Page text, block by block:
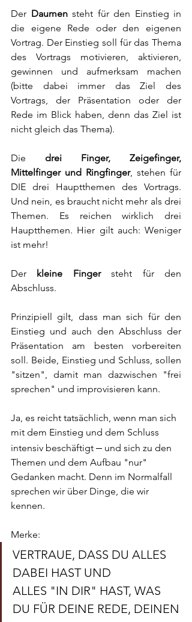
Der Daumen steht für den Einstieg in
die eigene Rede oder den eigenen
Vortrag. Der Einstieg soll für das Thema
des Vortrags motivieren, aktivieren,
gewinnen und aufmerksam machen
(bitte dabei immer das Ziel des
Vortrags, der Präsentation oder der
Rede im Blick haben, denn das Ziel ist
nicht gleich das Thema).
Die drei Finger, Zeigefinger,
Mittelfinger und Ringfinger, stehen für
DIE drei Hauptthemen des Vortrags.
Und nein, es braucht nicht mehr als drei
Themen. Es reichen wirklich drei
Hauptthemen. Hier gilt auch: Weniger
ist mehr!
Der kleine Finger steht für den
Abschluss.
Prinzipiell gilt, dass man sich für den
Einstieg und auch den Abschluss der
Präsentation am besten vorbereiten
soll. Beide, Einstieg und Schluss, sollen
"sitzen", damit man dazwischen "frei
sprechen" und improvisieren kann.
Ja, es reicht tatsächlich, wenn man sich
mit dem Einstieg und dem Schluss
intensiv beschäftigt – und sich zu den
Themen und dem Aufbau "nur"
Gedanken macht. Denn im Normalfall
sprechen wir über Dinge, die wir
kennen.
Merke:
VERTRAUE, DASS DU ALLES
DABEI HAST UND
ALLES "IN DIR" HAST, WAS
DU FÜR DEINE REDE, DEINEN